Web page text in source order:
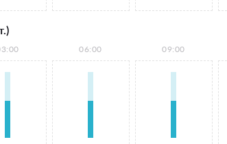
06:00 09:00